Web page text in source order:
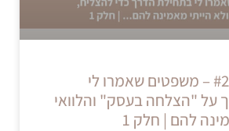
פרק #4 עונה #2 – משפטים שאמרו לי
על "הצלחה בעסק" והלוואי
להם | חלק 1